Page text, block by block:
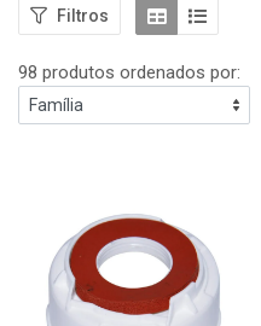
Filtros
98 produtos ordenados por: